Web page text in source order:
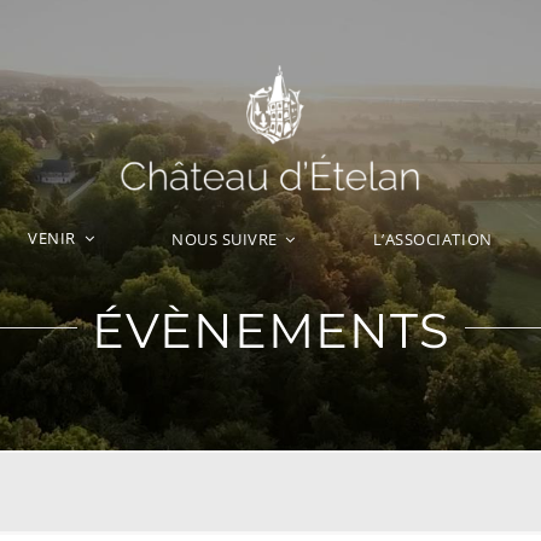
VENIR NOUS SUIVRE L’ASSOCIATION
ÉVÈNEMENTS